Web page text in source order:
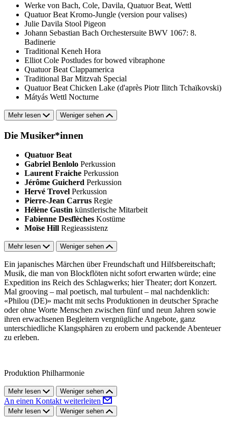
Werke von Bach, Cole, Davila, Quatuor Beat, Wettl
Quatuor Beat Kromo-Jungle (version pour valises)
Julie Davila Stool Pigeon
Johann Sebastian Bach Orchestersuite BWV 1067: 8.
Badinerie
Traditional Keneh Hora
Elliot Cole Postludes for bowed vibraphone
Quatuor Beat Clappamerica
Traditional Bar Mitzvah Special
Quatuor Beat Chicken Lake (d'après Piotr Ilitch Tchaïkovski)
Mátyás Wettl Nocturne
Mehr lesen Weniger sehen
Die Musiker*innen
Quatuor Beat
Gabriel Benlolo Perkussion
Laurent Fraiche Perkussion
Jérôme Guicherd Perkussion
Hervé Trovel Perkussion
Pierre-Jean Carrus Regie
Hélène Gustin künstlerische Mitarbeit
Fabienne Desflèches Kostüme
Moïse Hill Regieassistenz
Mehr lesen Weniger sehen
Ein japanisches Märchen über Freundschaft und Hilfsbereitschaft;
Musik, die man von Blockflöten nicht sofort erwarten würde; eine
Expedition ins Reich des Schlagwerks; hier Theater; dort Konzert.
Mal grooving – mal poetisch, mal turbulent – mal nachdenklich:
«Philou (DE)» macht mit sechs Produktionen in deutscher Sprache
oder ohne Worte Menschen zwischen fünf und neun Jahren sowie
ihren erwachsenen Begleitern vergnügliche Angebote, ganz
unterschiedliche Klangsphären zu erobern und packende Abenteuer
zu erleben.
Produktion Philharmonie
Mehr lesen Weniger sehen
An einen Kontakt weiterleiten
Mehr lesen Weniger sehen